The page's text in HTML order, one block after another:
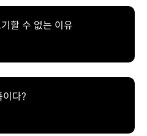
할 수 없는 이유
다?